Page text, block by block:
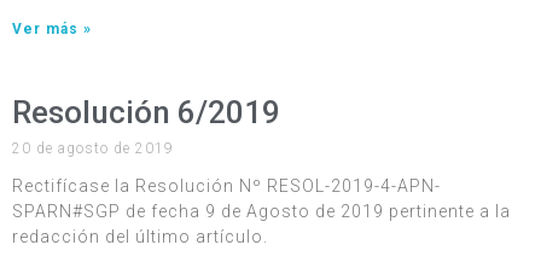
Ver más »
Resolución 6/2019
20 de agosto de 2019
Rectifícase la Resolución Nº RESOL-2019-4-APN-
SPARN#SGP de fecha 9 de Agosto de 2019 pertinente a la
redacción del último artículo.